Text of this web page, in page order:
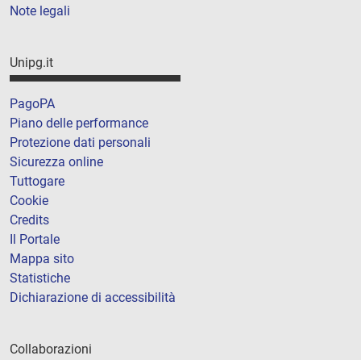
Note legali
Unipg.it
PagoPA
Piano delle performance
Protezione dati personali
Sicurezza online
Tuttogare
Cookie
Credits
Il Portale
Mappa sito
Statistiche
Dichiarazione di accessibilità
Collaborazioni